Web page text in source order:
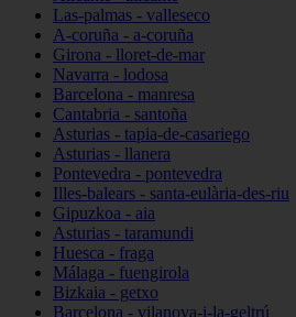
Las-palmas - valleseco
A-coruña - a-coruña
Girona - lloret-de-mar
Navarra - lodosa
Barcelona - manresa
Cantabria - santoña
Asturias - tapia-de-casariego
Asturias - llanera
Pontevedra - pontevedra
Illes-balears - santa-eulària-des-riu
Gipuzkoa - aia
Asturias - taramundi
Huesca - fraga
Málaga - fuengirola
Bizkaia - getxo
Barcelona - vilanova-i-la-geltrú